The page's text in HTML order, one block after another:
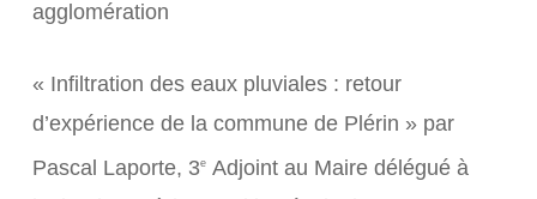
agglomération
« Infiltration des eaux pluviales : retour
d’expérience de la commune de Plérin » par
Pascal Laporte, 3eAdjoint au Maire délégué à